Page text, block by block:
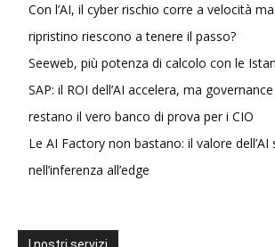
Con l’AI, il cyber rischio corre a velocità
ripristino riescono a tenere il passo?
Seeweb, più potenza di calcolo con le
SAP: il ROI dell’AI accelera, ma
restano il vero banco di prova per i CIO
Le AI Factory non bastano: il valore dell’AI
nell’inferenza all’edge